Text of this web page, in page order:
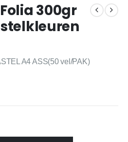
300gr
A4 ASS(50 vel/PAK)